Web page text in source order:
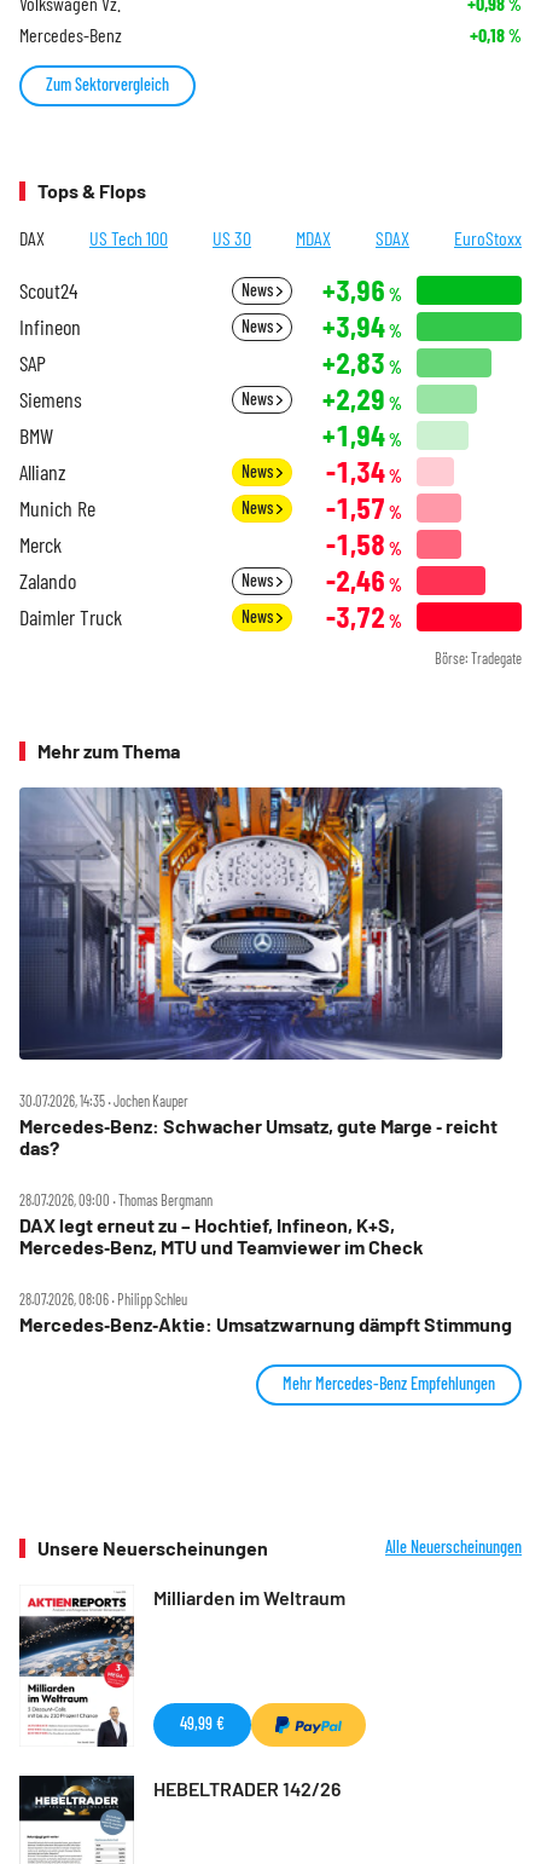
Mercedes-Benz +0,18%
Zum Sektorvergleich
Tops & Flops
DAX US Tech 100 US 30 MDAX SDAX EuroStoxx
Scout24 News +3,96 %
Infineon News +3,94%
SAP +2,83 %
Siemens News +2,29 %
BMW +1,94%
Allianz News -1,34%
Munich Re News -1,57 %
Merck -1,58 %
Zalando News -2,46 %
Daimler Truck News -3,72 %
Börse: Tradegate
Mehr zum Thema
30.07.2026, 14:35 ‧ Jochen Kauper
Mercedes‑Benz: Schwacher Umsatz, gute Marge ‑ reicht
das?
28.07.2026, 09:00 ‧ Thomas Bergmann
DAX legt erneut zu – Hochtief, Infineon, K+S,
Mercedes‑Benz, MTU und Teamviewer im Check
28.07.2026, 08:06 ‧ Philipp Schleu
Mercedes‑Benz‑Aktie: Umsatzwarnung dämpft Stimmung
Mehr Mercedes-Benz Empfehlungen
Unsere Neuerscheinungen Alle Neuerscheinungen
Milliarden im Weltraum
49,99 €
HEBELTRADER 142/26